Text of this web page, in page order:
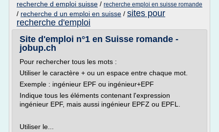
recherche d emploi suisse / recherche emploi en suisse romande
/ recherche d un emploi en suisse / sites pour
recherche d'emploi
Site d'emploi n°1 en Suisse romande -
jobup.ch
Pour rechercher tous les mots :
Utiliser le caractère + ou un espace entre chaque mot.
Exemple : ingénieur EPF ou ingénieur+EPF
Indique tous les éléments contenant l'expression
ingénieur EPF, mais aussi ingénieur EPFZ ou EPFL.
Utiliser le...